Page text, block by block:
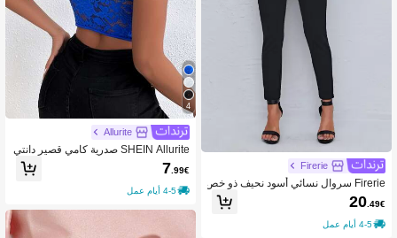
Firerie
Firerie سروال نسائي أسود نحيف ذو خص
ر مرتفع مزود بجيبين ومشبك، من قطع ال
خريف/الربيع اليومية الرسمية.
20.49€
4-5 أيام عمل
4
Allurite
SHEIN Allurite صدرية كامي قصير دانتي
ل مزخرف
7.99€
4-5 أيام عمل